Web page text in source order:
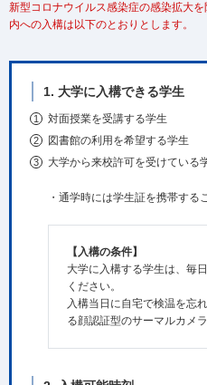
新型コロナウイルス感染症の感染拡大
内への入構は以下のとおりとします。
1. 大学に入構できる学生
対面授業を受講する学生
図書館の利用を希望する学生
大学から来校許可を受けている
・通学時には学生証を携帯する
【入構の条件】
大学に入構する学生は、毎
ください。
入構当日に自宅で検温を忘
る顔認証型のサーマルカメ